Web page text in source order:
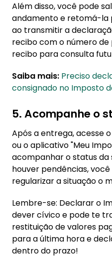
Além disso, você pode
andamento e retomá-la
ao transmitir a
recibo com o número
recibo para consulta
Saiba mais: Preciso
consignado no Imposto
5. Acompanhe o
Após a entrega, acesse o
ou o aplicativo "Meu
acompanhar o status da
houver pendências,
regularizar a situação o
Lembre-se: Declarar o
dever cívico e pode te
restituição de valores
para a última hora e
dentro do prazo!